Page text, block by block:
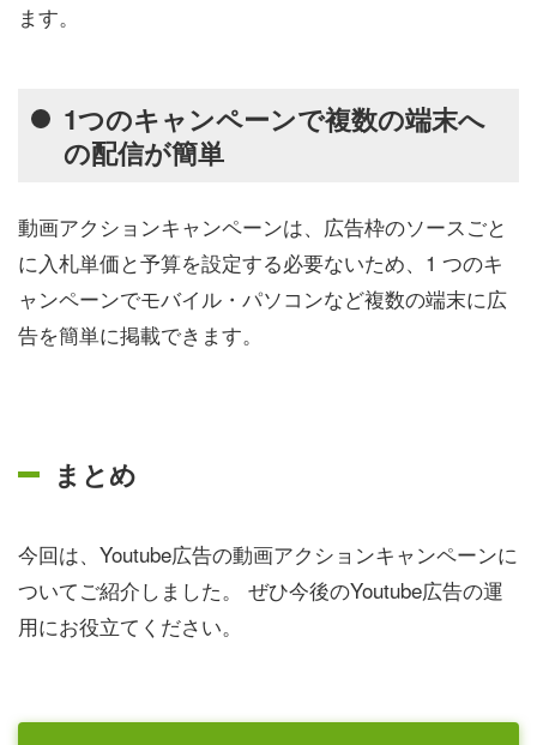
ます。
1つのキャンペーンで複数の端末へ
の配信が簡単
動画アクションキャンペーンは、広告枠のソースごと
に入札単価と予算を設定する必要ないため、1 つのキ
ャンペーンでモバイル・パソコンなど複数の端末に広
告を簡単に掲載できます。
まとめ
今回は、Youtube広告の動画アクションキャンペーンに
ついてご紹介しました。 ぜひ今後のYoutube広告の運
用にお役立てください。